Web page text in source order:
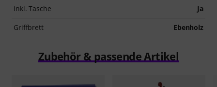
inkl. Tasche Ja
Griffbrett Ebenholz
Zubehör & passende Artikel